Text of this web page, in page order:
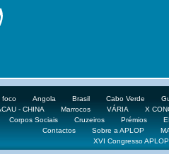
foco Angola Brasil Cabo Verde
- CHINA
Marrocos VÁRIA
X
Corpos Sociais
Cruzeiros Prémios
Contactos
Sobre a APLOP
XVI Congresso APLOP